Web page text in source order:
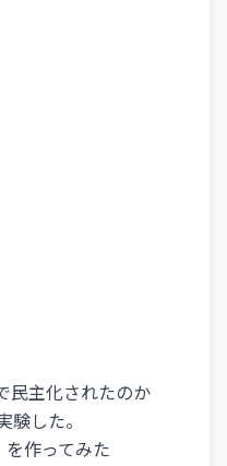
民主化されたのか
験した。
作ってみた